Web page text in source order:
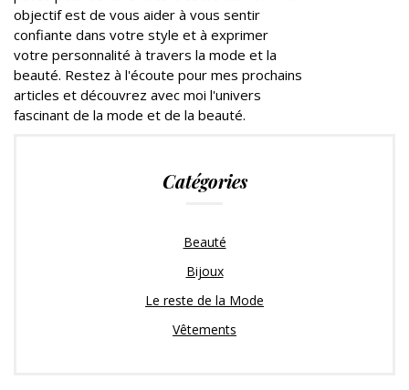
objectif est de vous aider à vous sentir
confiante dans votre style et à exprimer
votre personnalité à travers la mode et la
beauté. Restez à l'écoute pour mes prochains
articles et découvrez avec moi l'univers
fascinant de la mode et de la beauté.
Catégories
Beauté
Bijoux
Le reste de la Mode
Vêtements